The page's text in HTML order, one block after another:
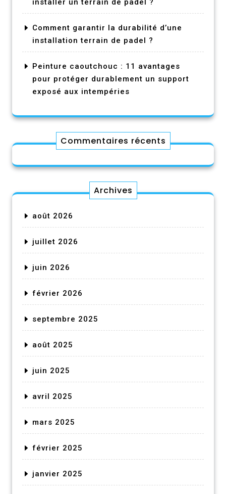
Comment garantir la durabilité d’une
installation terrain de padel ?
Peinture caoutchouc : 11 avantages
pour protéger durablement un support
exposé aux intempéries
Commentaires récents
Archives
août 2026
juillet 2026
juin 2026
février 2026
septembre 2025
août 2025
juin 2025
avril 2025
mars 2025
février 2025
janvier 2025